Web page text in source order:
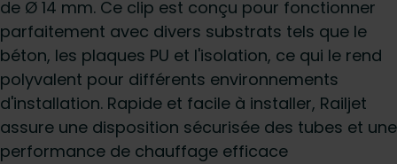
de Ø 14 mm. Ce clip est conçu pour fonctionner
parfaitement avec divers substrats tels que le
béton, les plaques PU et l'isolation, ce qui le rend
polyvalent pour différents environnements
d'installation. Rapide et facile à installer, Railjet
assure une disposition sécurisée des tubes et une
performance de chauffage efficace